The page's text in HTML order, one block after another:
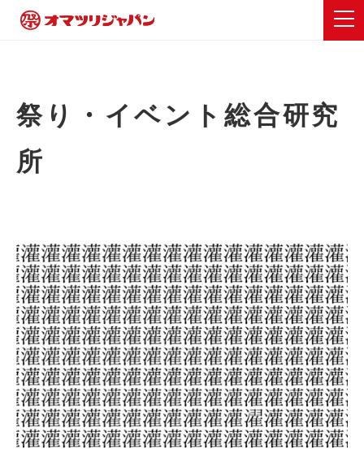
祭り・イベント総合研究
所